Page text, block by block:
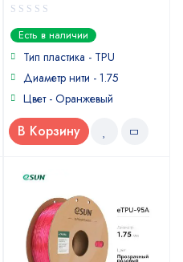
0
out
of
Есть в наличии
Тип пластика - TPU
Диаметр нити - 1.75
Цвет - Оранжевый
В Корзину